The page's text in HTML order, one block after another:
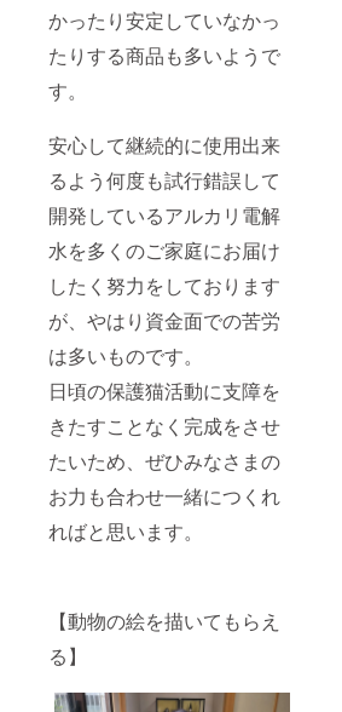
かったり安定していなかっ
たりする商品も多いようで
す。
安心して継続的に使用出来
るよう何度も試行錯誤して
開発しているアルカリ電解
水を多くのご家庭にお届け
したく努力をしております
が、やはり資金面での苦労
は多いものです。
日頃の保護猫活動に支障を
きたすことなく完成をさせ
たいため、ぜひみなさまの
お力も合わせ一緒につくれ
ればと思います。
【動物の絵を描いてもらえ
る】